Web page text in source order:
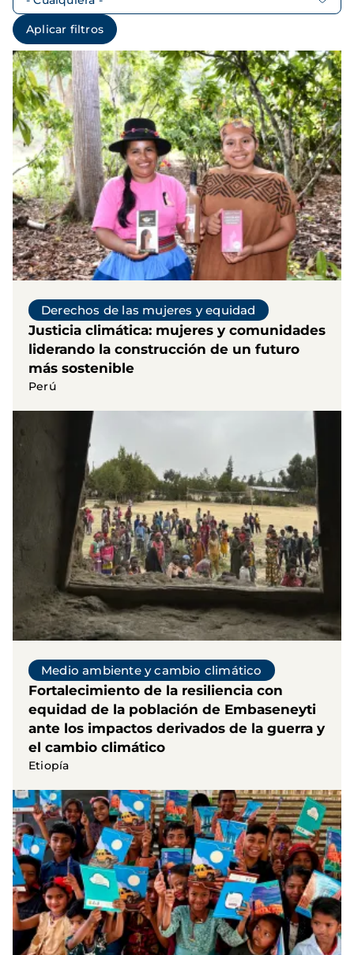
Derechos de las mujeres y equidad
Justicia climática: mujeres y comunidades
liderando la construcción de un futuro
más sostenible
Perú
Medio ambiente y cambio climático
Fortalecimiento de la resiliencia con
equidad de la población de Embaseneyti
ante los impactos derivados de la guerra y
el cambio climático
Etiopía